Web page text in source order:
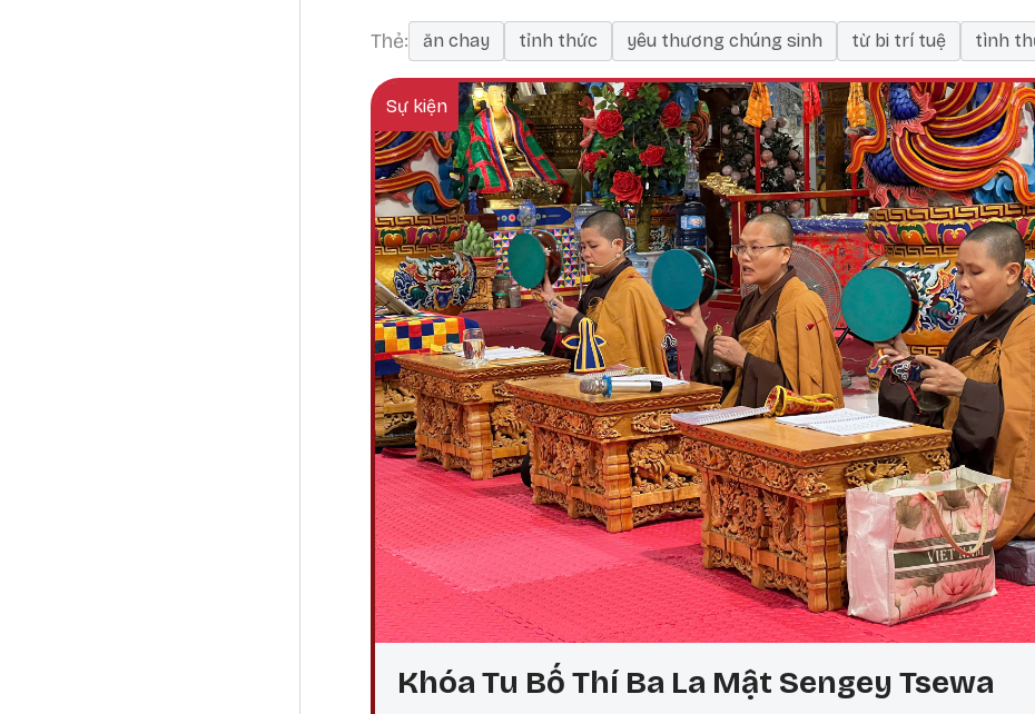
Thẻ ăn chay tỉnh thức yêu thương chúng sinh từ bi trí tuệ tình
Sự kiện
Khóa Tu Bố Thí Ba La Mật Sengey Tsewa